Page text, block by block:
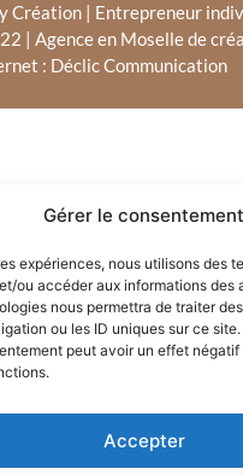
Gérer le consentement
expériences, nous utilisons des
ou accéder aux informations des
nous permettra de traiter
ou les ID uniques sur ce
peut avoir un effet
Accepter
Création | Entrepreneur
| Agence en Moselle de
: Déclic Communication